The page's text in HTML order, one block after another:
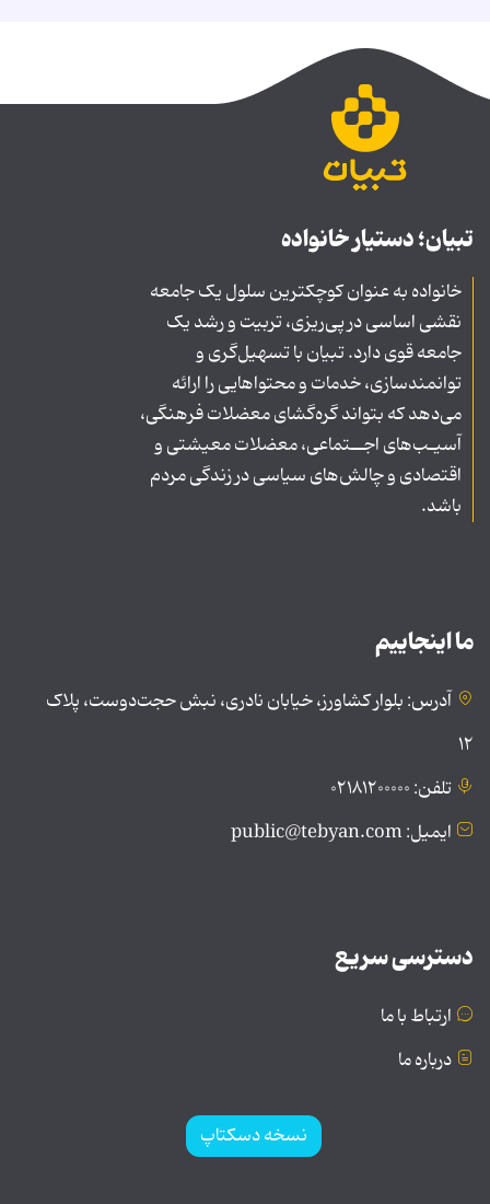
تبیان؛ دستیار خانواده
خانواده به عنوان کوچکترین سلول یک جامعه
نقشی اساسی در پی‌ریزی، تربیت و رشد یک
جامعه قوی دارد. تبیان با تسهیل‌گری و
توانمندسازی، خدمات و محتواهایی را ارائه
می‌دهد که بتواند گره‌گشای معضلات فرهنگی،
آسیـب‌های اجــتماعی، معضلات معیشتی و
اقتصادی و چالش‌های سیاسی در زندگی مردم
باشد.
ما اینجاییم
آدرس: بلوار کشاورز، خیابان نادری، نبش حجت‌دوست، پلاک
۱۲
تلفن: ۰۲۱۸۱۲۰۰۰۰۰
ایمیل: public@tebyan.com
دسترسی سریع
ارتباط با ما
درباره ما
نسخه دسکتاپ